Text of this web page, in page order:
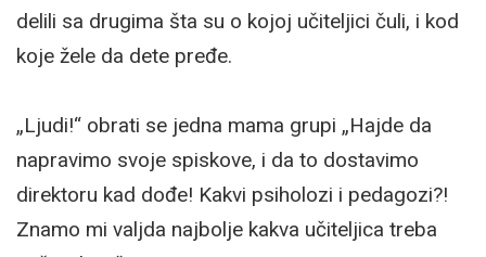
delili sa drugima šta su o kojoj učiteljici čuli, i kod
koje žele da dete pređe.
„Ljudi!“ obrati se jedna mama grupi „Hajde da
napravimo svoje spiskove, i da to dostavimo
direktoru kad dođe! Kakvi psiholozi i pedagozi?!
Znamo mi valjda najbolje kakva učiteljica treba